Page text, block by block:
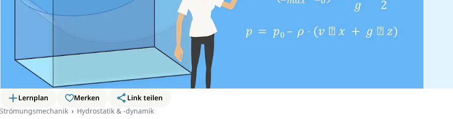
Lernplan Merken
Link teilen
Strömungsmechanik
Hydrostatik & -dynamik